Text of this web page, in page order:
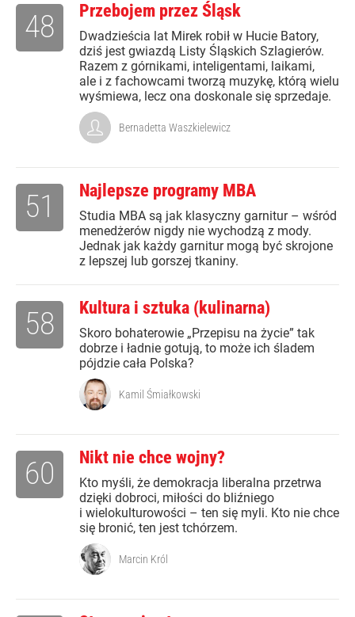
Przebojem przez Śląsk
Dwadzieścia lat Mirek robił w Hucie Batory,
dziś jest gwiazdą Listy Śląskich Szlagierów.
Razem z górnikami, inteligentami, laikami,
ale i z fachowcami tworzą muzykę, którą wielu
wyśmiewa, lecz ona doskonale się sprzedaje.
48
Bernadetta Waszkielewicz
Najlepsze programy MBA
Studia MBA są jak klasyczny garnitur – wśród
menedżerów nigdy nie wychodzą z mody.
Jednak jak każdy garnitur mogą być skrojone
z lepszej lub gorszej tkaniny.
51
Kultura i sztuka (kulinarna)
Skoro bohaterowie „Przepisu na życie” tak
dobrze i ładnie gotują, to może ich śladem
pójdzie cała Polska?
58
Kamil Śmiałkowski
Nikt nie chce wojny?
Kto myśli, że demokracja liberalna przetrwa
dzięki dobroci, miłości do bliźniego
i wielokulturowości – ten się myli. Kto nie chce
się bronić, ten jest tchórzem.
60
Marcin Król